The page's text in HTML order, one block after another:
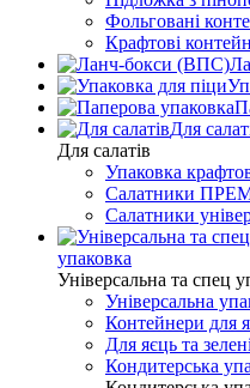
Фольговані
Крафтові
Для
Для салатів
Упаковка
Салатники
Салатники
упаковка
Універсальна та спец
Універсальна
Контейнери для
Для яєць та зелені
Кондитерська